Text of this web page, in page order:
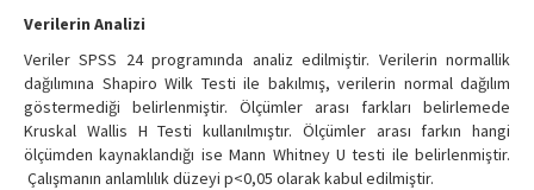
Verilerin Analizi
Veriler SPSS 24 programında analiz edilmiştir. Verilerin normallik
dağılımına Shapiro Wilk Testi ile bakılmış, verilerin normal dağılım
göstermediği belirlenmiştir. Ölçümler arası farkları belirlemede
Kruskal Wallis H Testi kullanılmıştır. Ölçümler arası farkın hangi
ölçümden kaynaklandığı ise Mann Whitney U testi ile belirlenmiştir.
Çalışmanın anlamlılık düzeyi p<0,05 olarak kabul edilmiştir.